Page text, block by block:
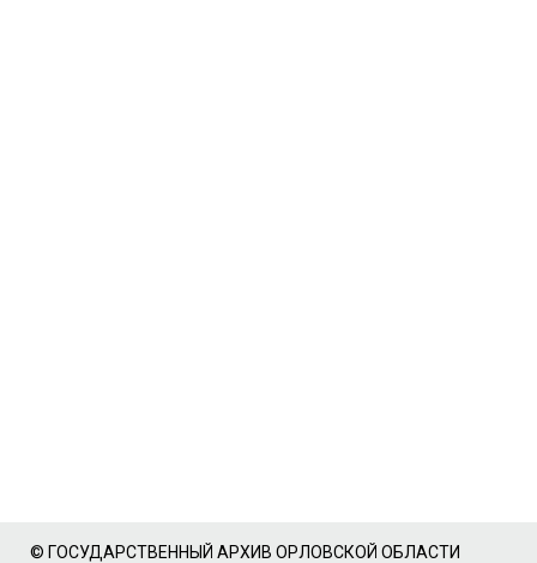
© ГОСУДАРСТВЕННЫЙ АРХИВ ОРЛОВСКОЙ ОБЛАСТИ